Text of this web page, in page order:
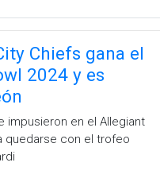
Chiefs gana el
2024 y es
impusieron en el Allegiant
quedarse con el trofeo